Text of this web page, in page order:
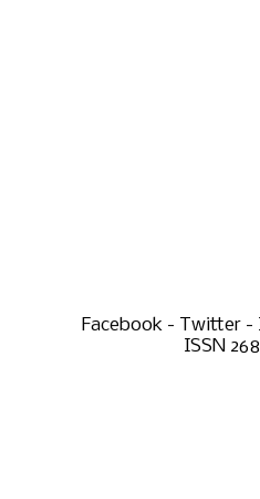
Facebook - Twitter
ISSN